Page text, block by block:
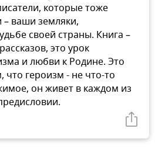
которые тоже
ваши земляки,
своей страны. Книга –
это урок
и любви к Родине. Это
героизм - не что-то
он живет в каждом из